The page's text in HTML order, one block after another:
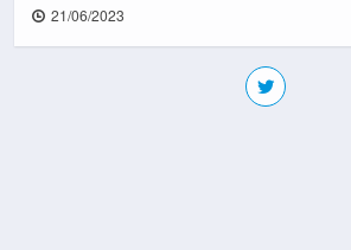
21/06/2023